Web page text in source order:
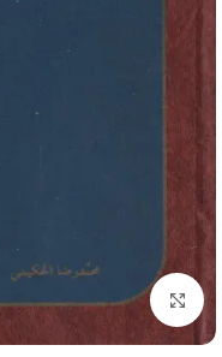
برای بزرگنمایی کلیک کنید